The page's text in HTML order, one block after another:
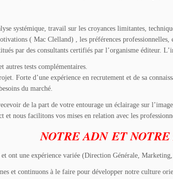
systémique, travail sur les croyances limitantes,
( Mac Clelland) , les préférences
par des consultants certifiés par l’organisme éditeur.
autres tests complémentaires.
Forte d’une expérience en recrutement et de sa
du marché.
de la part de votre entourage un éclairage sur
et nous facilitons vos mises en relation avec les
NOTRE ADN ET
ont une expérience variée (Direction Générale,
et continuons à le faire pour développer notre culture